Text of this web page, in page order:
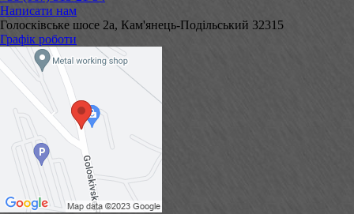
Написати нам
Голосківське шосе 2а, Кам'янець-Подільський 32315
Графік роботи